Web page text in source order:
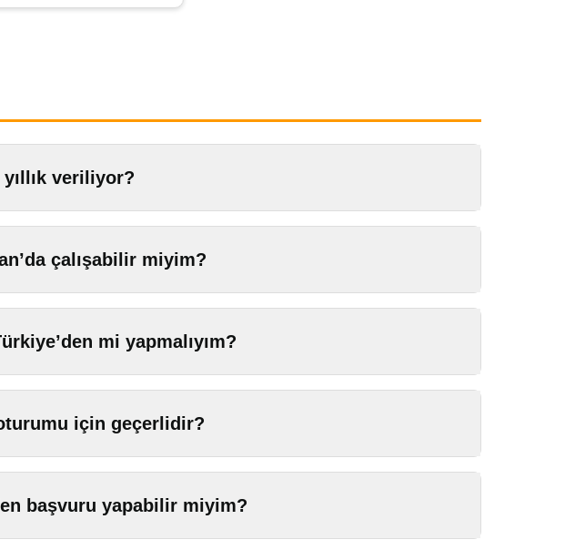
veriliyor?
çalışabilir miyim?
mi yapmalıyım?
için geçerlidir?
başvuru yapabilir miyim?